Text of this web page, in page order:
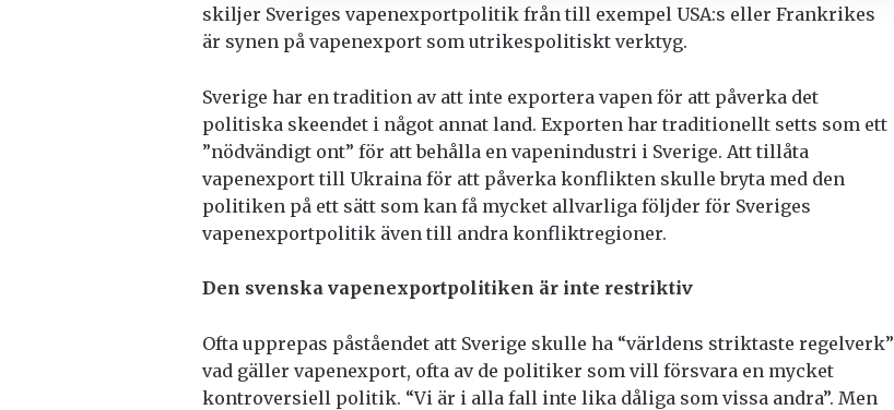
skiljer Sveriges vapenexportpolitik från till exempel USA:s eller Frankrikes
är synen på vapenexport som utrikespolitiskt verktyg.
Sverige har en tradition av att inte exportera vapen för att påverka det
politiska skeendet i något annat land. Exporten har traditionellt setts som ett
”nödvändigt ont” för att behålla en vapenindustri i Sverige. Att tillåta
vapenexport till Ukraina för att påverka konflikten skulle bryta med den
politiken på ett sätt som kan få mycket allvarliga följder för Sveriges
vapenexportpolitik även till andra konfliktregioner.
Den svenska vapenexportpolitiken är inte restriktiv
Ofta upprepas påståendet att Sverige skulle ha “världens striktaste regelverk”
vad gäller vapenexport, ofta av de politiker som vill försvara en mycket
kontroversiell politik. “Vi är i alla fall inte lika dåliga som vissa andra”. Men